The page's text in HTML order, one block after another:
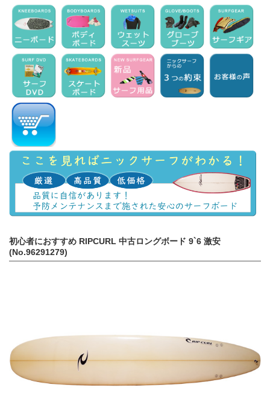
初心者におすすめ RIPCURL 中古ロングボード 9`6 激安
(No.96291279)